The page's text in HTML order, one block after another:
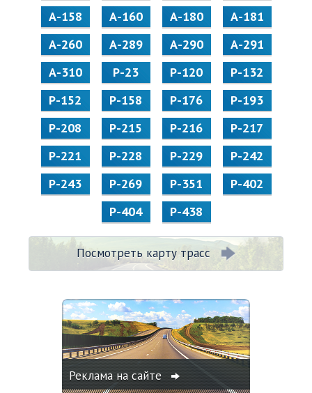
А-158
А-160 А-180
А-181
А-260
А-289 А-290
А-291
А-310
Р-23 Р-120
Р-132
Р-152
Р-158 Р-176
Р-193
Р-208
Р-215 Р-216
Р-217
Р-221
Р-228 Р-229
Р-242
Р-243
Р-269 Р-351
Р-402
Р-404
Р-438
Посмотреть карту трасс
Реклама на сайте